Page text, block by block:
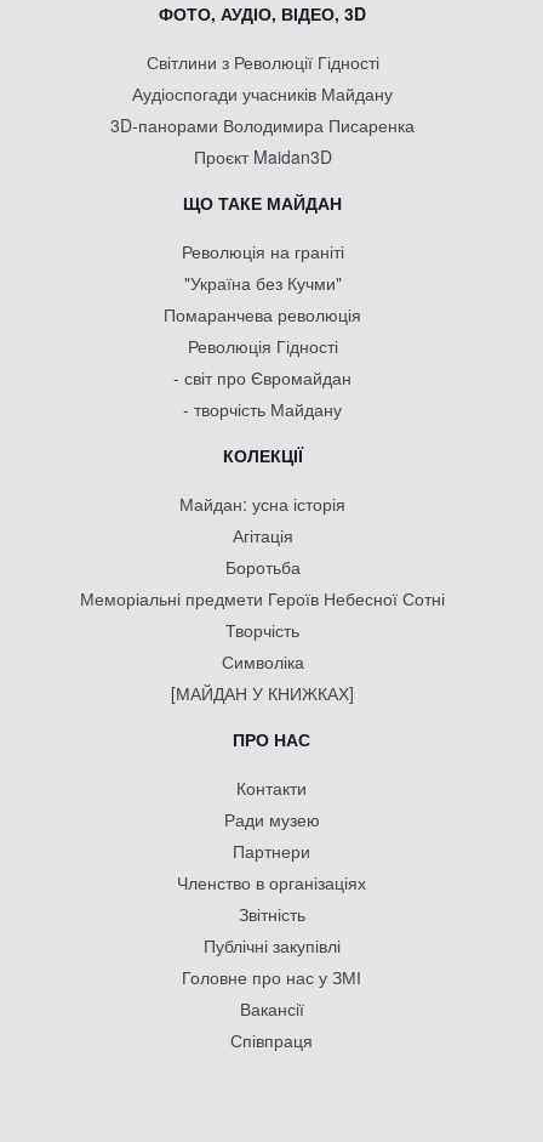
ФОТО, АУДІО, ВІДЕО, 3D
Світлини з Революції Гідності
Аудіоспогади учасників Майдану
3D-панорами Володимира Писаренка
Проєкт Maidan3D
ЩО ТАКЕ МАЙДАН
Революція на граніті
"Україна без Кучми"
Помаранчева революція
Революція Гідності
- світ про Євромайдан
- творчість Майдану
КОЛЕКЦІЇ
Майдан: усна історія
Агітація
Боротьба
Меморіальні предмети Героїв Небесної Сотні
Творчість
Символіка
[МАЙДАН У КНИЖКАХ]
ПРО НАС
Контакти
Ради музею
Партнери
Членство в організаціях
Звітність
Публічні закупівлі
Головне про нас у ЗМІ
Вакансії
Співпраця